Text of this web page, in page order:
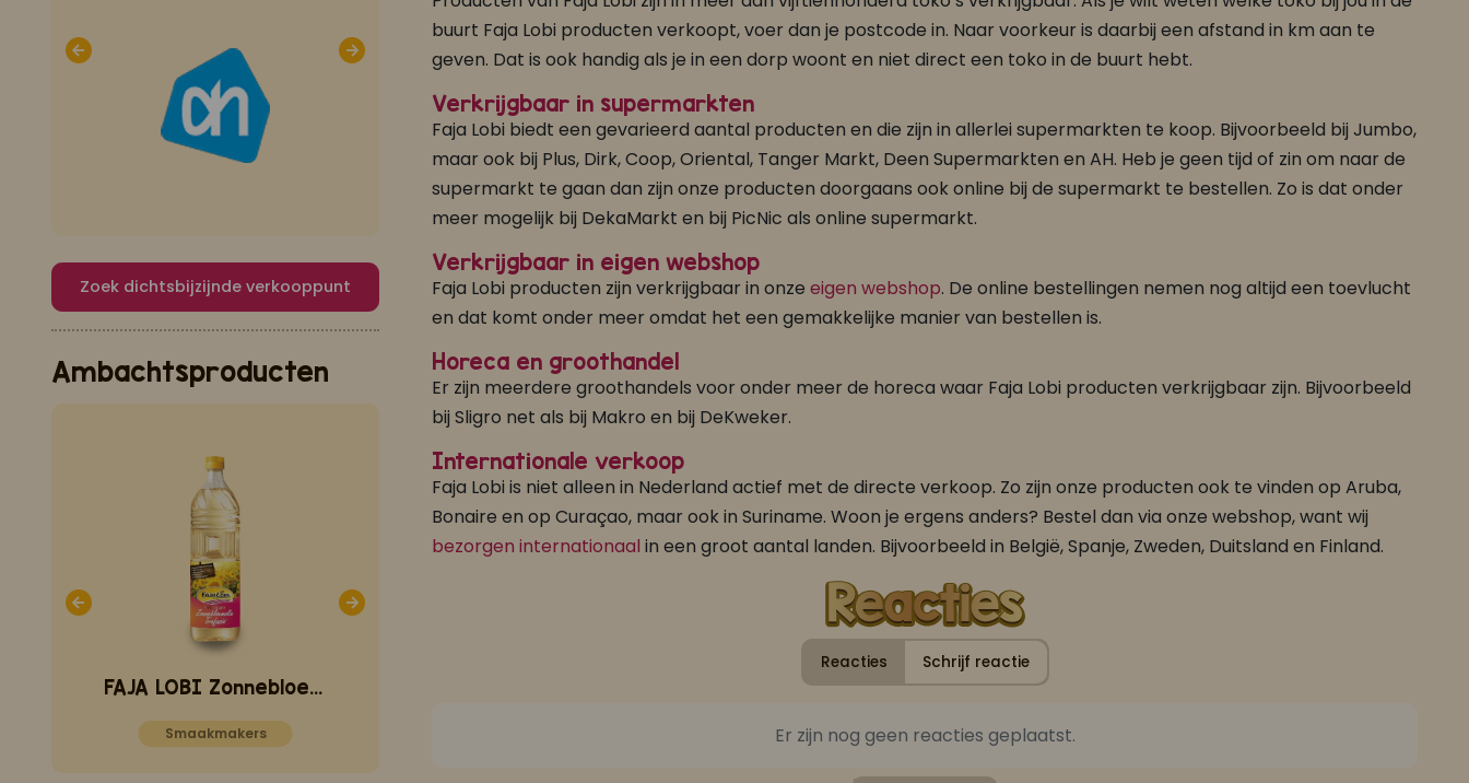
Zoek dichtsbijzijnde verkooppunt
Ambachtsproducten
FAJA LOBI Zonnebloemolie Trafasie 1 liter
Smaakmakers
FAJA LOBI Gekruide Ketjap met peper 1 L
Soja sauzen Roti gerechten
buurt Faja Lobi producten verkoopt, voer dan je postcode in. Naar voorkeur is daarbij een afstand in km aan te
geven. Dat is ook handig als je in een dorp woont en niet direct een toko in de buurt hebt.
Verkrijgbaar in supermarkten
Faja Lobi biedt een gevarieerd aantal producten en die zijn in allerlei supermarkten te koop. Bijvoorbeeld bij Jumbo,
maar ook bij Plus, Dirk, Coop, Oriental, Tanger Markt, Deen Supermarkten en AH. Heb je geen tijd of zin om naar de
supermarkt te gaan dan zijn onze producten doorgaans ook online bij de supermarkt te bestellen. Zo is dat onder
meer mogelijk bij DekaMarkt en bij PicNic als online supermarkt.
Verkrijgbaar in eigen webshop
Faja Lobi producten zijn verkrijgbaar in onze eigen webshop. De online bestellingen nemen nog altijd een toevlucht
en dat komt onder meer omdat het een gemakkelijke manier van bestellen is.
Horeca en groothandel
Er zijn meerdere groothandels voor onder meer de horeca waar Faja Lobi producten verkrijgbaar zijn. Bijvoorbeeld
bij Sligro net als bij Makro en bij DeKweker.
Internationale verkoop
Faja Lobi is niet alleen in Nederland actief met de directe verkoop. Zo zijn onze producten ook te vinden op Aruba,
Bonaire en op Curaçao, maar ook in Suriname. Woon je ergens anders? Bestel dan via onze webshop, want wij
bezorgen internationaal in een groot aantal landen. Bijvoorbeeld in België, Spanje, Zweden, Duitsland en Finland.
Reacties Schrijf reactie
Er zijn nog geen reacties geplaatst.